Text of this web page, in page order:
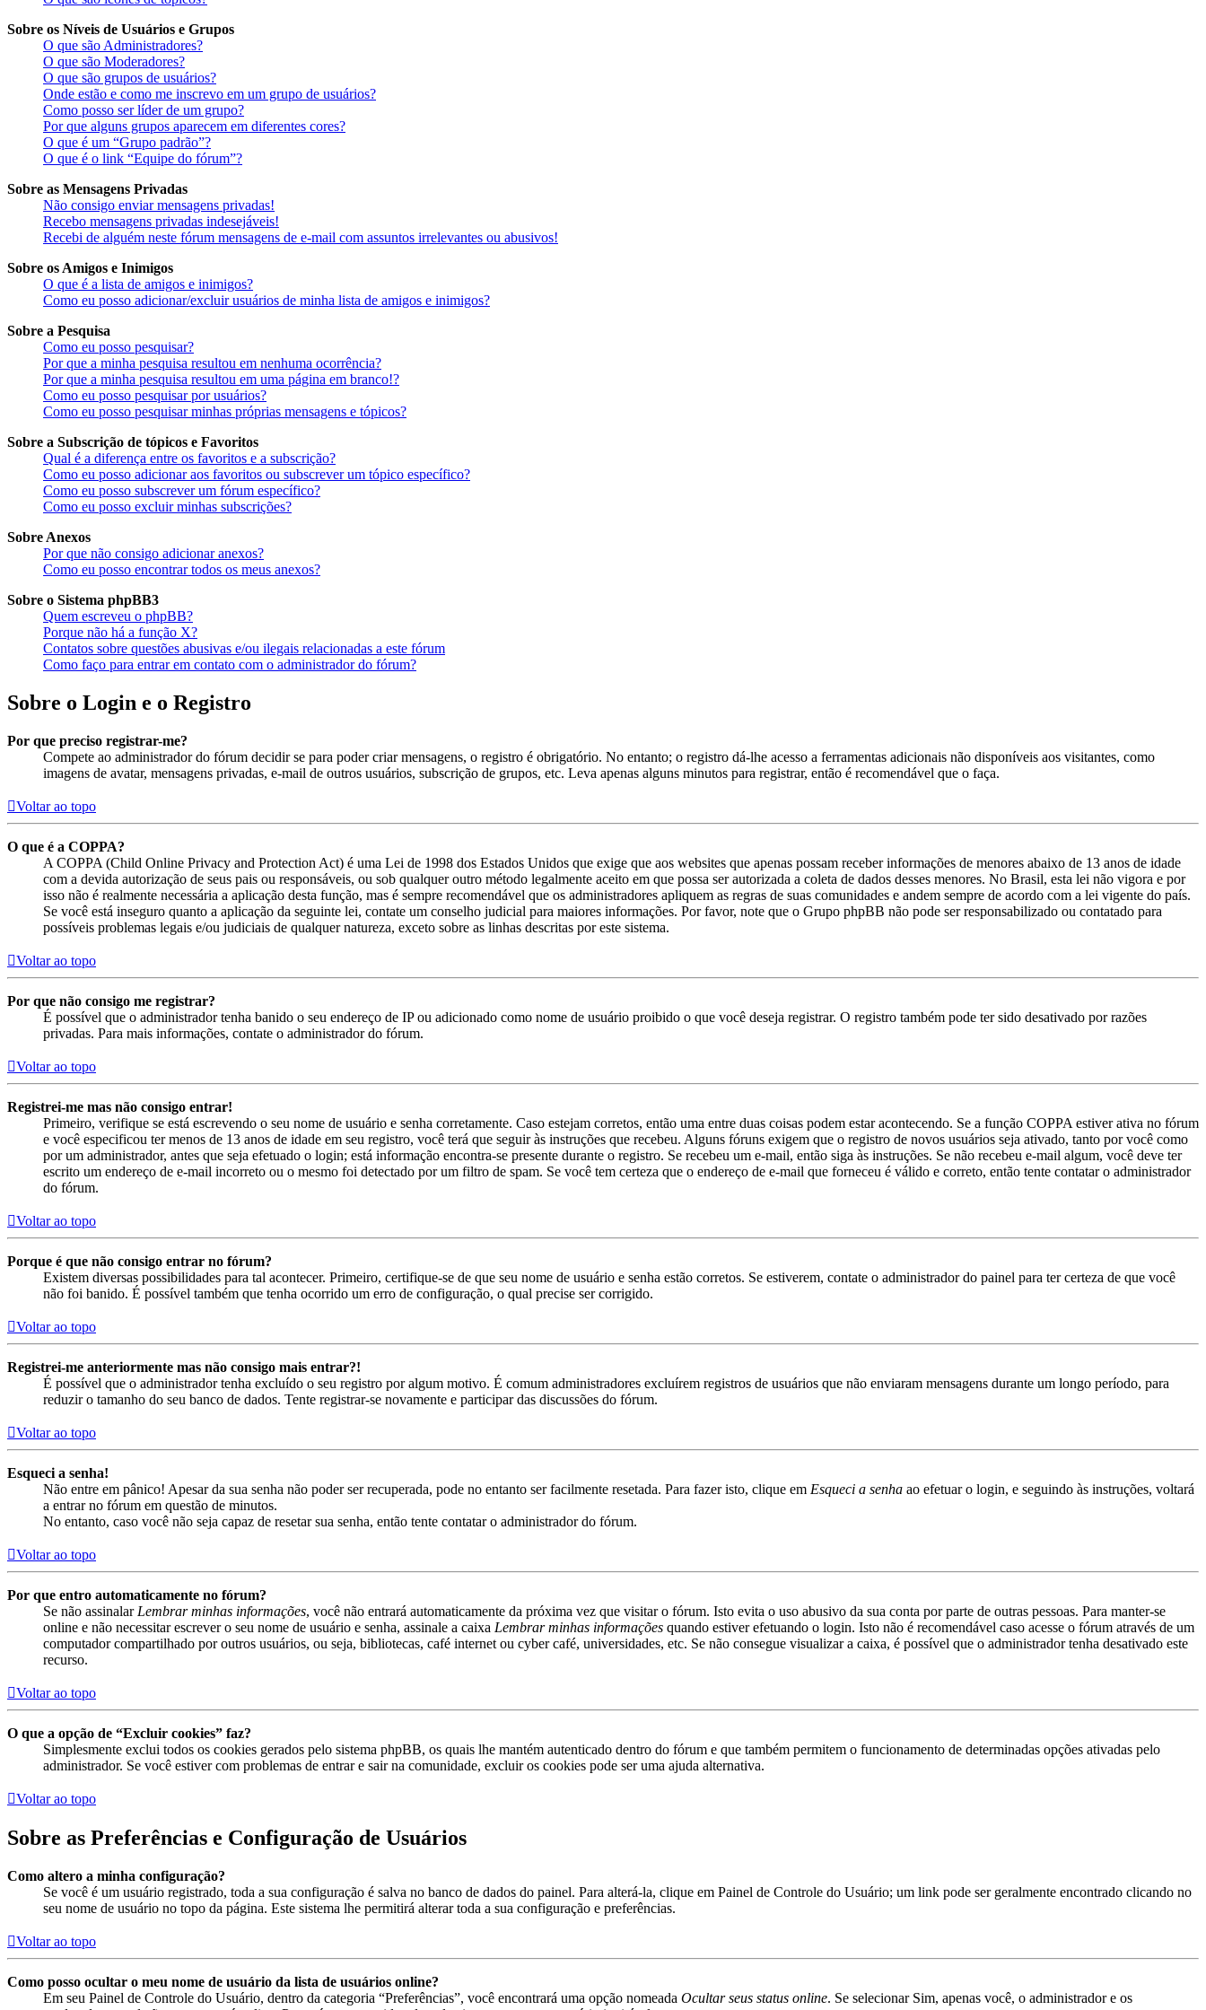
Sobre os Níveis de Usuários e Grupos
O que são Administradores?
O que são Moderadores?
O que são grupos de usuários?
Onde estão e como me inscrevo em um grupo de usuários?
Como posso ser líder de um grupo?
Por que alguns grupos aparecem em diferentes cores?
O que é um “Grupo padrão”?
O que é o link “Equipe do fórum”?
Sobre as Mensagens Privadas
Não consigo enviar mensagens privadas!
Recebo mensagens privadas indesejáveis!
Recebi de alguém neste fórum mensagens de e-mail com assuntos irrelevantes ou abusivos!
Sobre os Amigos e Inimigos
O que é a lista de amigos e inimigos?
Como eu posso adicionar/excluir usuários de minha lista de amigos e inimigos?
Sobre a Pesquisa
Como eu posso pesquisar?
Por que a minha pesquisa resultou em nenhuma ocorrência?
Por que a minha pesquisa resultou em uma página em branco!?
Como eu posso pesquisar por usuários?
Como eu posso pesquisar minhas próprias mensagens e tópicos?
Sobre a Subscrição de tópicos e Favoritos
Qual é a diferença entre os favoritos e a subscrição?
Como eu posso adicionar aos favoritos ou subscrever um tópico específico?
Como eu posso subscrever um fórum específico?
Como eu posso excluir minhas subscrições?
Sobre Anexos
Por que não consigo adicionar anexos?
Como eu posso encontrar todos os meus anexos?
Sobre o Sistema phpBB3
Quem escreveu o phpBB?
Porque não há a função X?
Contatos sobre questões abusivas e/ou ilegais relacionadas a este fórum
Como faço para entrar em contato com o administrador do fórum?
Sobre o Login e o Registro
Por que preciso registrar-me?
Compete ao administrador do fórum decidir se para poder criar mensagens, o registro é obrigatório. No entanto; o registro dá-lhe acesso a ferramentas adicionais não disponíveis aos visitantes, como
imagens de avatar, mensagens privadas, e-mail de outros usuários, subscrição de grupos, etc. Leva apenas alguns minutos para registrar, então é recomendável que o faça.
Voltar ao topo
O que é a COPPA?
A COPPA (Child Online Privacy and Protection Act) é uma Lei de 1998 dos Estados Unidos que exige que aos websites que apenas possam receber informações de menores abaixo de 13 anos de idade
com a devida autorização de seus pais ou responsáveis, ou sob qualquer outro método legalmente aceito em que possa ser autorizada a coleta de dados desses menores. No Brasil, esta lei não vigora e por
isso não é realmente necessária a aplicação desta função, mas é sempre recomendável que os administradores apliquem as regras de suas comunidades e andem sempre de acordo com a lei vigente do país.
Se você está inseguro quanto a aplicação da seguinte lei, contate um conselho judicial para maiores informações. Por favor, note que o Grupo phpBB não pode ser responsabilizado ou contatado para
possíveis problemas legais e/ou judiciais de qualquer natureza, exceto sobre as linhas descritas por este sistema.
Voltar ao topo
Por que não consigo me registrar?
É possível que o administrador tenha banido o seu endereço de IP ou adicionado como nome de usuário proibido o que você deseja registrar. O registro também pode ter sido desativado por razões
privadas. Para mais informações, contate o administrador do fórum.
Voltar ao topo
Registrei-me mas não consigo entrar!
Primeiro, verifique se está escrevendo o seu nome de usuário e senha corretamente. Caso estejam corretos, então uma entre duas coisas podem estar acontecendo. Se a função COPPA estiver ativa no fórum
e você especificou ter menos de 13 anos de idade em seu registro, você terá que seguir às instruções que recebeu. Alguns fóruns exigem que o registro de novos usuários seja ativado, tanto por você como
por um administrador, antes que seja efetuado o login; está informação encontra-se presente durante o registro. Se recebeu um e-mail, então siga às instruções. Se não recebeu e-mail algum, você deve ter
escrito um endereço de e-mail incorreto ou o mesmo foi detectado por um filtro de spam. Se você tem certeza que o endereço de e-mail que forneceu é válido e correto, então tente contatar o administrador
do fórum.
Voltar ao topo
Porque é que não consigo entrar no fórum?
Existem diversas possibilidades para tal acontecer. Primeiro, certifique-se de que seu nome de usuário e senha estão corretos. Se estiverem, contate o administrador do painel para ter certeza de que você
não foi banido. É possível também que tenha ocorrido um erro de configuração, o qual precise ser corrigido.
Voltar ao topo
Registrei-me anteriormente mas não consigo mais entrar?!
É possível que o administrador tenha excluído o seu registro por algum motivo. É comum administradores excluírem registros de usuários que não enviaram mensagens durante um longo período, para
reduzir o tamanho do seu banco de dados. Tente registrar-se novamente e participar das discussões do fórum.
Voltar ao topo
Esqueci a senha!
Não entre em pânico! Apesar da sua senha não poder ser recuperada, pode no entanto ser facilmente resetada. Para fazer isto, clique em Esqueci a senha ao efetuar o login, e seguindo às instruções, voltará
a entrar no fórum em questão de minutos.
No entanto, caso você não seja capaz de resetar sua senha, então tente contatar o administrador do fórum.
Voltar ao topo
Por que entro automaticamente no fórum?
Se não assinalar Lembrar minhas informações, você não entrará automaticamente da próxima vez que visitar o fórum. Isto evita o uso abusivo da sua conta por parte de outras pessoas. Para manter-se
online e não necessitar escrever o seu nome de usuário e senha, assinale a caixa Lembrar minhas informações quando estiver efetuando o login. Isto não é recomendável caso acesse o fórum através de um
computador compartilhado por outros usuários, ou seja, bibliotecas, café internet ou cyber café, universidades, etc. Se não consegue visualizar a caixa, é possível que o administrador tenha desativado este
recurso.
Voltar ao topo
O que a opção de “Excluir cookies” faz?
Simplesmente exclui todos os cookies gerados pelo sistema phpBB, os quais lhe mantém autenticado dentro do fórum e que também permitem o funcionamento de determinadas opções ativadas pelo
administrador. Se você estiver com problemas de entrar e sair na comunidade, excluir os cookies pode ser uma ajuda alternativa.
Voltar ao topo
Sobre as Preferências e Configuração de Usuários
Como altero a minha configuração?
Se você é um usuário registrado, toda a sua configuração é salva no banco de dados do painel. Para alterá-la, clique em Painel de Controle do Usuário; um link pode ser geralmente encontrado clicando no
seu nome de usuário no topo da página. Este sistema lhe permitirá alterar toda a sua configuração e preferências.
Voltar ao topo
Como posso ocultar o meu nome de usuário da lista de usuários online?
Em seu Painel de Controle do Usuário, dentro da categoria “Preferências”, você encontrará uma opção nomeada Ocultar seus status online. Se selecionar Sim, apenas você, o administrador e os